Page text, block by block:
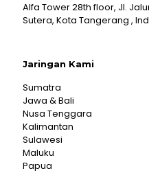
Alfa Tower 28th floor, Jl.
Sutera, Kota Tangerang ,
Jaringan Kami
Sumatra
Jawa & Bali
Nusa Tenggara
Kalimantan
Sulawesi
Maluku
Papua